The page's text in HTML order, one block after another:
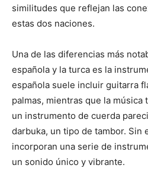
similitudes que reflejan las
estas dos naciones.
Una de las diferencias más
española y la turca es la
española suele incluir guitarra
palmas, mientras que la
un instrumento de cuerda
darbuka, un tipo de tambor. Sin
incorporan una serie de
un sonido único y vibrante.